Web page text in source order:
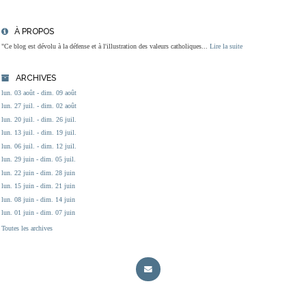
À PROPOS
"Ce blog est dévolu à la défense et à l'illustration des valeurs catholiques... Lire la suite
ARCHIVES
lun. 03 août - dim. 09 août
lun. 27 juil. - dim. 02 août
lun. 20 juil. - dim. 26 juil.
lun. 13 juil. - dim. 19 juil.
lun. 06 juil. - dim. 12 juil.
lun. 29 juin - dim. 05 juil.
lun. 22 juin - dim. 28 juin
lun. 15 juin - dim. 21 juin
lun. 08 juin - dim. 14 juin
lun. 01 juin - dim. 07 juin
Toutes les archives